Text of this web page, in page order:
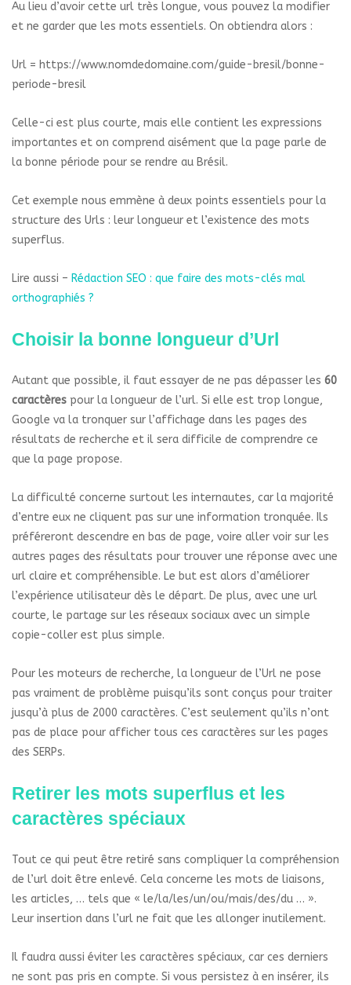
Au lieu d’avoir cette url très longue, vous pouvez la modifier
et ne garder que les mots essentiels. On obtiendra alors :
Url = https://www.nomdedomaine.com/guide-bresil/bonne-
periode-bresil
Celle-ci est plus courte, mais elle contient les expressions
importantes et on comprend aisément que la page parle de
la bonne période pour se rendre au Brésil.
Cet exemple nous emmène à deux points essentiels pour la
structure des Urls : leur longueur et l’existence des mots
superflus.
Lire aussi – Rédaction SEO : que faire des mots-clés mal
orthographiés ?
Choisir la bonne longueur d’Url
Autant que possible, il faut essayer de ne pas dépasser les 60
caractères pour la longueur de l’url. Si elle est trop longue,
Google va la tronquer sur l’affichage dans les pages des
résultats de recherche et il sera difficile de comprendre ce
que la page propose.
La difficulté concerne surtout les internautes, car la majorité
d’entre eux ne cliquent pas sur une information tronquée. Ils
préféreront descendre en bas de page, voire aller voir sur les
autres pages des résultats pour trouver une réponse avec une
url claire et compréhensible. Le but est alors d’améliorer
l’expérience utilisateur dès le départ. De plus, avec une url
courte, le partage sur les réseaux sociaux avec un simple
copie-coller est plus simple.
Pour les moteurs de recherche, la longueur de l’Url ne pose
pas vraiment de problème puisqu’ils sont conçus pour traiter
jusqu’à plus de 2000 caractères. C’est seulement qu’ils n’ont
pas de place pour afficher tous ces caractères sur les pages
des SERPs.
Retirer les mots superflus et les
caractères spéciaux
Tout ce qui peut être retiré sans compliquer la compréhension
de l’url doit être enlevé. Cela concerne les mots de liaisons,
les articles, … tels que « le/la/les/un/ou/mais/des/du … ».
Leur insertion dans l’url ne fait que les allonger inutilement.
Il faudra aussi éviter les caractères spéciaux, car ces derniers
ne sont pas pris en compte. Si vous persistez à en insérer, ils